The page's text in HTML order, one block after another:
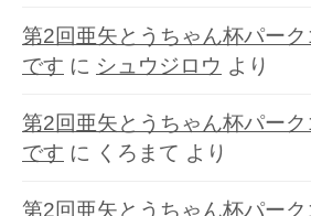
第2回亜矢とうちゃん杯パー
です に シュウジロウ より
第2回亜矢とうちゃん杯パー
です に くろまて より
第2回亜矢とうちゃん杯パー